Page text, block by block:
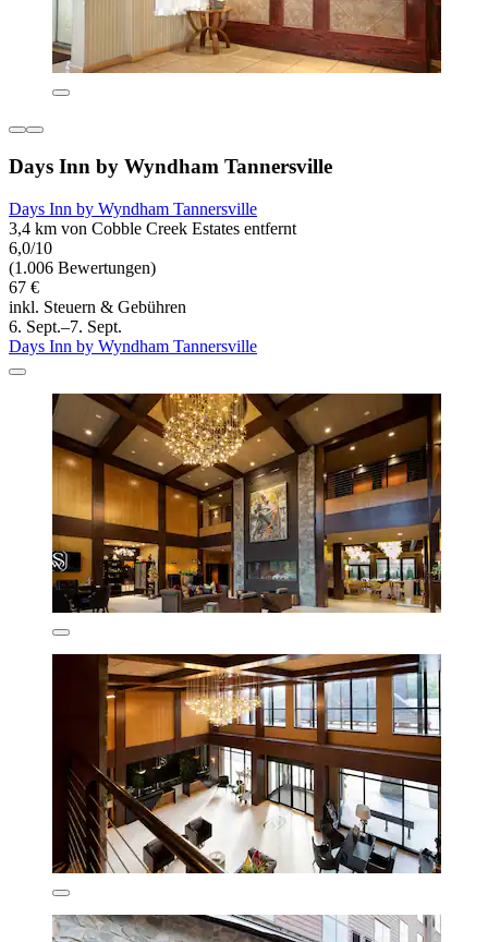
Days Inn by Wyndham Tannersville
Days Inn by Wyndham Tannersville
3,4 km von Cobble Creek Estates entfernt
6,0/10
(1.006 Bewertungen)
67 €
inkl. Steuern & Gebühren
6. Sept.–7. Sept.
Days Inn by Wyndham Tannersville